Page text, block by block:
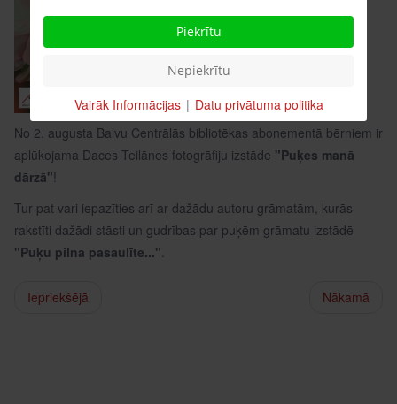
No 2. augusta Balvu Centrālās bibliotēkas abonementā bērniem ir
aplūkojama Daces Teilānes fotogrāfiju izstāde "Puķes manā
dārzā"!
Tur pat vari iepazīties arī ar dažādu autoru grāmatām, kurās
rakstīti dažādi stāsti un gudrības par puķēm grāmatu izstādē
"Puķu pilna pasaulīte..."
Iepriekšējā Nākamā
Piekrītu
Nepiekrītu
Vairāk Informācijas | Datu privātuma politika